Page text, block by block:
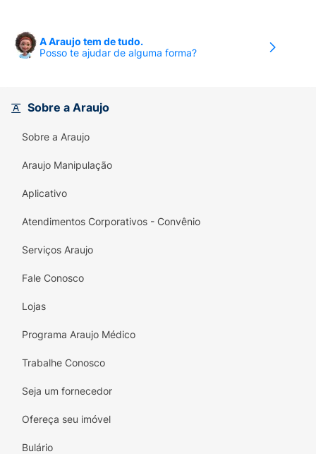
A Araujo tem de tudo.
Posso te ajudar de alguma forma?
Sobre a Araujo
Sobre a Araujo
Araujo Manipulação
Aplicativo
Atendimentos Corporativos - Convênio
Serviços Araujo
Fale Conosco
Lojas
Programa Araujo Médico
Trabalhe Conosco
Seja um fornecedor
Ofereça seu imóvel
Bulário